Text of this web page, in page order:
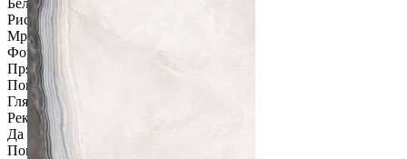
Рисунок
Мрамор / Оникс
Форма
Прямоугольник
Поверхность
Глянцевая гладкая
Ректификат
Да
Помещение